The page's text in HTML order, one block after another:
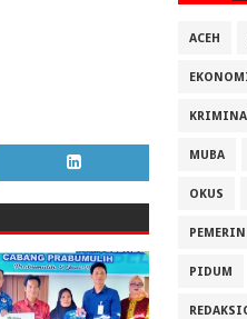
ACEH
MUBA
OKUS
PIDUM